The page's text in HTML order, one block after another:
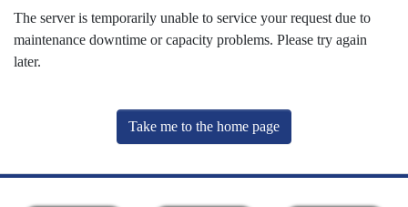
The server is temporarily unable to service your request due to
maintenance downtime or capacity problems. Please try again
later.
Take me to the home page